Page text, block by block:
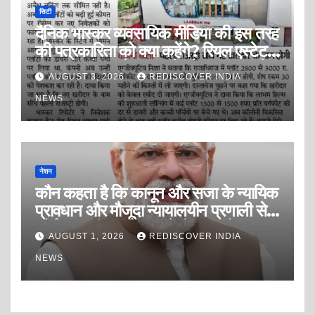
सिटी
दैनिक भास्कर व्यवसायिक मीडिया की इस तरह
की पत्रकारिता को क्या कहेंगे? रियल एस्टेट
इंडस्ट्री को डराने, धमकाने और दवाब बनाने
की पत्रकारिता? या सफेद पोश ब्लैकमेलिंग
पत्रकारिता?
AUGUST 3, 2026 REDISCOVER INDIA
NEWS
नेशन
कौन कहता है कि कानून और सजा के न्यायिक
प्रावधान और मौजूदा न्यायालयीन प्रणाली से
कोई अपराधी अपराध करने से डरता है?
AUGUST 1, 2026 REDISCOVER INDIA
NEWS